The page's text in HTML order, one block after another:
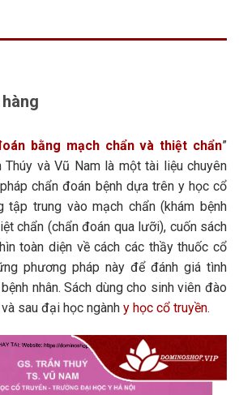
bằng mạch chẩn và thiệt chẩn”
Thúy và Vũ Nam là một tài liệu chuyên
chẩn đoán bệnh dựa trên y học cổ
tập trung vào mạch chẩn (khám bệnh
chẩn (chẩn đoán qua lưỡi), cuốn sách
toàn diện về cách các thầy thuốc cổ
phương pháp này để đánh giá tình
nhân. Sách dùng cho sinh viên đào
sau đại học ngành y học cổ truyền.